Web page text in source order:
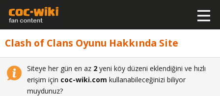
Clash of Clans Oyunu Hakkında Site
Siteye her gün en az 2 yeni köy düzeni eklendiğini ve hızlı
erişim için coc-wiki.com kullanabileceğinizi biliyor
muydunuz?